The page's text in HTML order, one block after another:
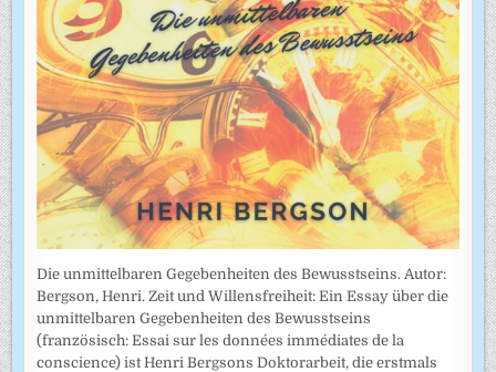
Die unmittelbaren Gegebenheiten des Bewusstseins. Autor:
Bergson, Henri. Zeit und Willensfreiheit: Ein Essay über die
unmittelbaren Gegebenheiten des Bewusstseins
(französisch: Essai sur les données immédiates de la
conscience) ist Henri Bergsons Doktorarbeit, die erstmals